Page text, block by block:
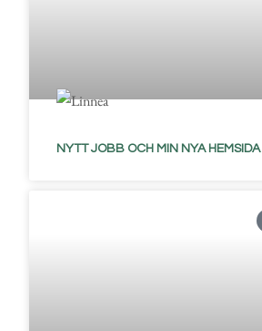
NYTT JOBB OCH MIN NYA HEMSIDA